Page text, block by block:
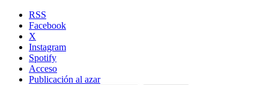
RSS
Facebook
X
Instagram
Spotify
Acceso
Publicación al azar